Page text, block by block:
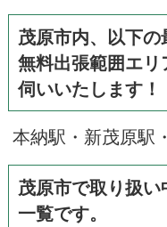
茂原市内、以下
無料出張範囲エ
伺いいたします！
本納駅・新茂原駅
茂原市で取り扱
一覧です。